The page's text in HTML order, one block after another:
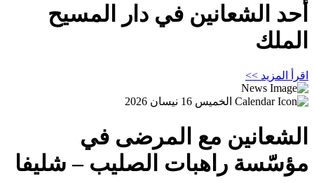
أحد الشعانين في دار المسيح
الملك
اقرأ المزيد >>
الخميس 16 نيسان 2026
الشعانين مع المرضى في
مؤسّسة راهبات الصليب – شليفا